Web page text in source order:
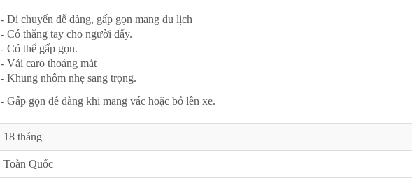
- Di chuyển dễ dàng, gấp gọn mang du lịch
- Có thắng tay cho người đẩy.
- Có thể gấp gọn.
- Vải caro thoáng mát
- Khung nhôm nhẹ sang trọng.
- Gấp gọn dễ dàng khi mang vác hoặc bỏ lên xe.
18 tháng
Toàn Quốc